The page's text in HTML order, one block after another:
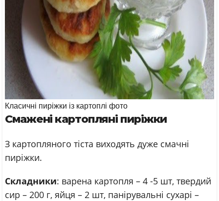
Класичні пиріжки із картоплі фото
Смажені картопляні пиріжки
З картопляного тіста виходять дуже смачні
пиріжки.
Складники: варена картопля – 4 -5 шт, твердий
сир – 200 г, яйця – 2 шт, панірувальні сухарі –